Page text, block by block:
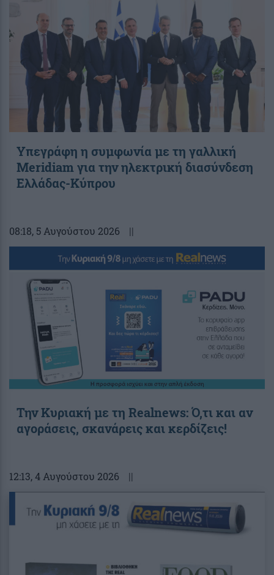
Υπεγράφη η συμφωνία με τη γαλλική
Meridiam για την ηλεκτρική διασύνδεση
Ελλάδας-Κύπρου
08:18, 5 Αυγούστου 2026 ||
Την Κυριακή με τη Realnews: Ό,τι και αν
αγοράσεις, σκανάρεις και κερδίζεις!
12:13, 4 Αυγούστου 2026 ||